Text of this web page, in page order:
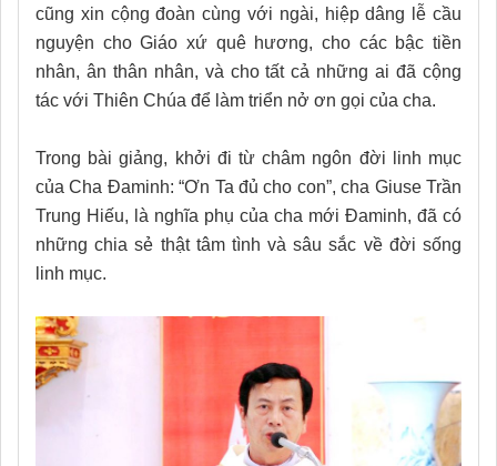
cũng xin cộng đoàn cùng với ngài, hiệp dâng lễ cầu
nguyện cho Giáo xứ quê hương, cho các bậc tiền
nhân, ân thân nhân, và cho tất cả những ai đã cộng
tác với Thiên Chúa để làm triển nở ơn gọi của cha.
Trong bài giảng, khởi đi từ châm ngôn đời linh mục
của Cha Đaminh: “Ơn Ta đủ cho con”, cha Giuse Trần
Trung Hiếu, là nghĩa phụ của cha mới Đaminh, đã có
những chia sẻ thật tâm tình và sâu sắc về đời sống
linh mục.